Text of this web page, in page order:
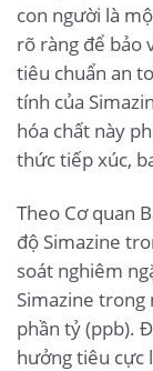
con người là
rõ ràng để bảo
tiêu chuẩn an
tính của
hóa chất này
thức tiếp xúc,
Theo Cơ quan
độ Simazine
soát nghiêm
Simazine trong
phần tỷ (ppb).
hưởng tiêu cực